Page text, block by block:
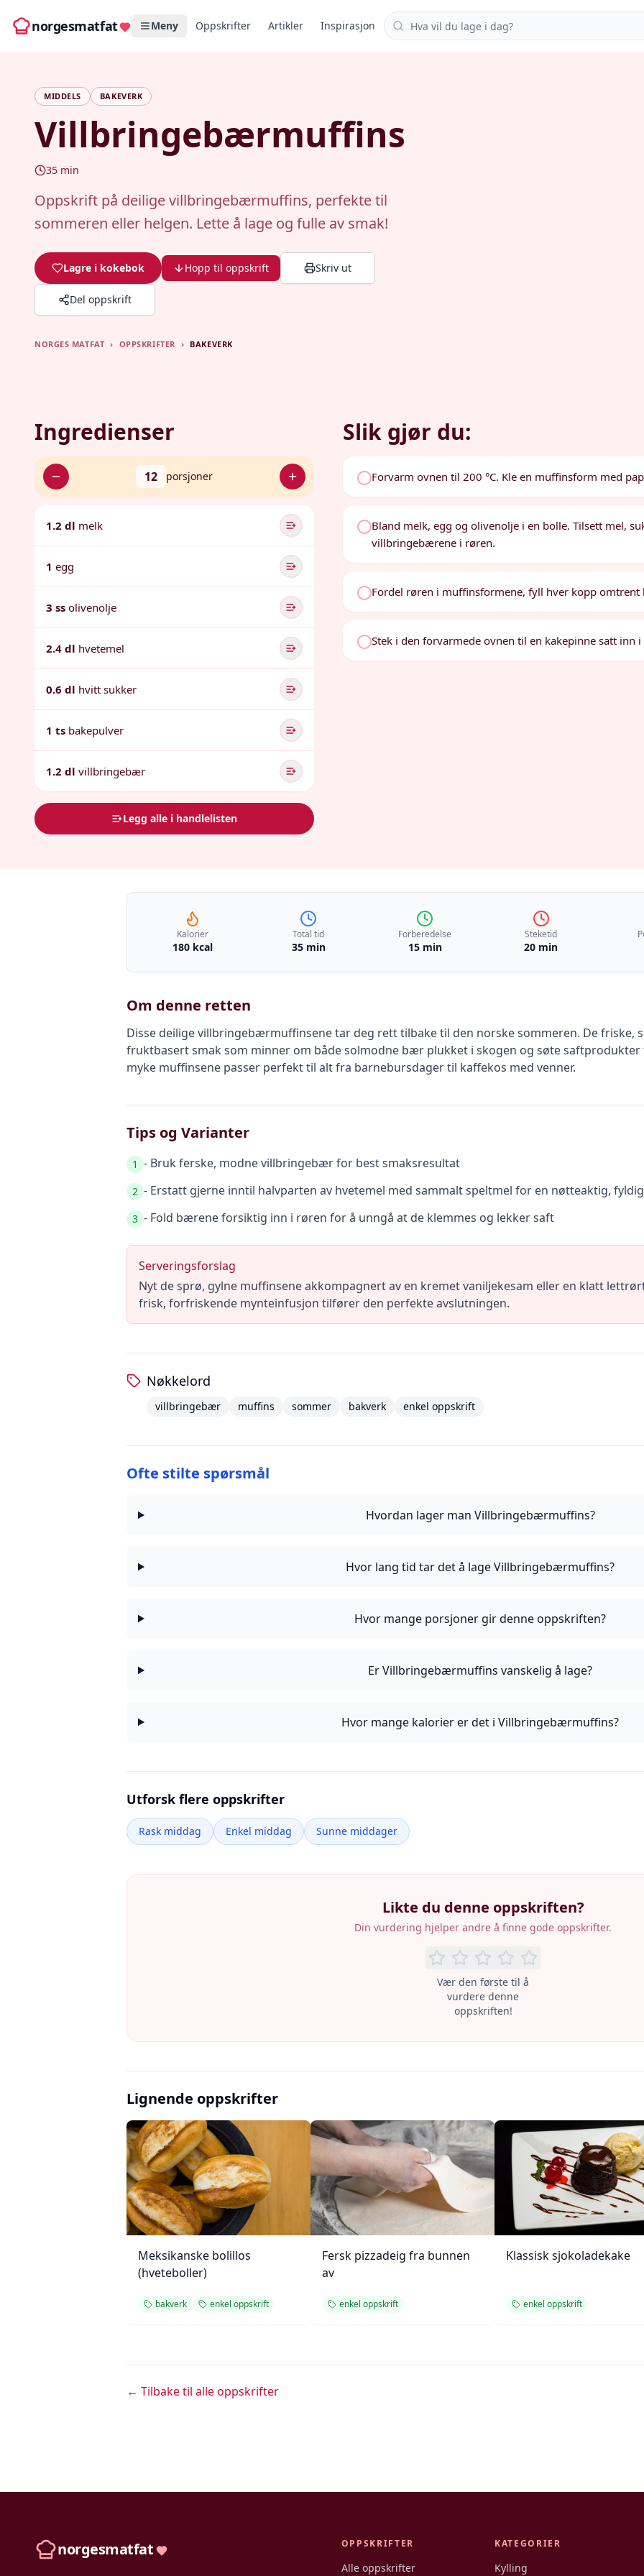
norgesmatfat Meny Oppskrifter Artikler Inspirasjon Søk i oppskrifter
MIDDELS BAKEVERK
Villbringebærmuffins
35 min
Oppskrift på deilige villbringebærmuffins, perfekte til
sommeren eller helgen. Lette å lage og fulle av smak!
Lagre i kokebok Hopp til oppskrift Skriv ut
Del oppskrift
NORGES MATFAT › OPPSKRIFTER › BAKEVERK
Ingredienser
12 porsjoner
1.2 dl melk
1 egg
3 ss olivenolje
2.4 dl hvetemel
0.6 dl hvitt sukker
1 ts bakepulver
1.2 dl villbringebær
Legg alle i handlelisten
Slik gjør du:
Forvarm ovnen til 200 °C. Kle en muffinsform med
Bland melk, egg og olivenolje i en bolle. Tilsett mel,
villbringebærene i røren.
Fordel røren i muffinsformene, fyll hver kopp omtrent
Stek i den forvarmede ovnen til en kakepinne satt
Kalorier
180 kcal
Total tid
35 min
Forberedelse
15 min
Steketid
20 min
Om denne retten
Disse deilige villbringebærmuffinsene tar deg rett tilbake til den norske sommeren. De friske,
fruktbasert smak som minner om både solmodne bær plukket i skogen og søte saftprodukter
myke muffinsene passer perfekt til alt fra barnebursdager til kaffekos med venner.
Tips og Varianter
1 - Bruk ferske, modne villbringebær for best smaksresultat
2 - Erstatt gjerne inntil halvparten av hvetemel med sammalt speltmel for en nøtteaktig,
3 - Fold bærene forsiktig inn i røren for å unngå at de klemmes og lekker saft
Serveringsforslag
Nyt de sprø, gylne muffinsene akkompagnert av en kremet vaniljekesam eller en klatt
frisk, forfriskende mynteinfusjon tilfører den perfekte avslutningen.
Nøkkelord
villbringebær muffins sommer bakverk enkel oppskrift
Ofte stilte spørsmål
Hvordan lager man Villbringebærmuffins?
Hvor lang tid tar det å lage Villbringebærmuffins?
Hvor mange porsjoner gir denne oppskriften?
Er Villbringebærmuffins vanskelig å lage?
Hvor mange kalorier er det i Villbringebærmuffins?
Utforsk flere oppskrifter
Rask middag Enkel middag Sunne middager
Likte du denne oppskriften?
Din vurdering hjelper andre å finne gode oppskrifter.
Vær den første til å
vurdere denne
oppskriften!
Lignende oppskrifter
Meksikanske bolillos
(hveteboller)
bakverk enkel oppskrift
Fersk pizzadeig fra bunnen
av
enkel oppskrift
Klassisk sjokoladekake
enkel oppskrift
← Tilbake til alle oppskrifter
norgesmatfat OPPSKRIFTER
Alle oppskrifter
KATEGORIER
Kylling